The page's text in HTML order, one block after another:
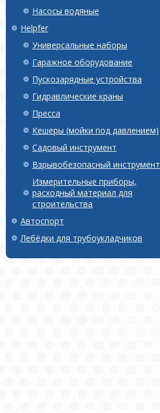
Насосы водяные
Helpfer
Универсальные наборы
Гаражное оборудование
Пускозарядные устройства
Гидравлические краны
Пресса
Кешеры (мойки под давлением)
Садовый инструмент
Взрывобезопасный инструмент
Измерительные приборы,
расходный материал для
строительства
Автоспорт
Лебёдки для трубоукладчиков